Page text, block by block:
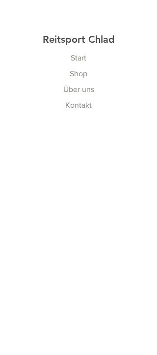
Reitsport Chlad
Start
Shop
Über uns
Kontakt